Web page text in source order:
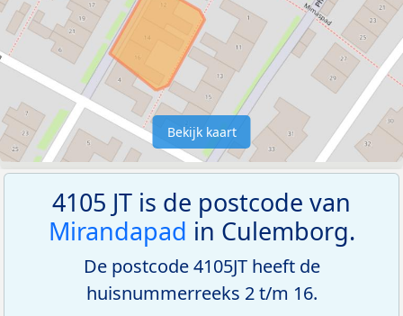
Bekijk kaart
4105 JT is de postcode van
Mirandapad in Culemborg.
De postcode 4105JT heeft de
huisnummerreeks 2 t/m 16.